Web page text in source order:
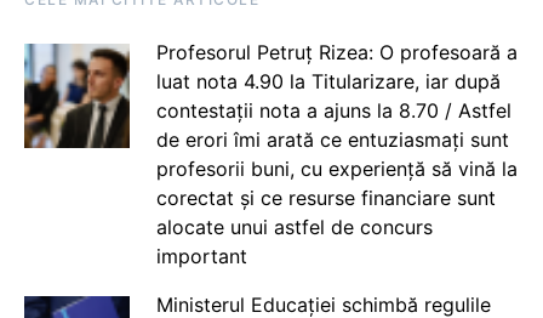
Profesorul Petruț Rizea: O profesoară a
luat nota 4.90 la Titularizare, iar după
contestații nota a ajuns la 8.70 / Astfel
de erori îmi arată ce entuziasmați sunt
profesorii buni, cu experiență să vină la
corectat și ce resurse financiare sunt
alocate unui astfel de concurs
important
Ministerul Educației schimbă regulile